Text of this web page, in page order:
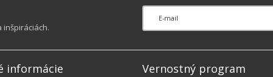
informácie Vernostný program